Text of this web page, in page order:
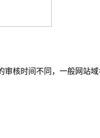
核时间不同，一般网站